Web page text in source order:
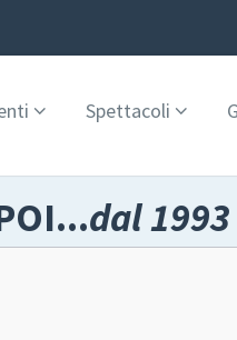
Spettacoli
dal 1993